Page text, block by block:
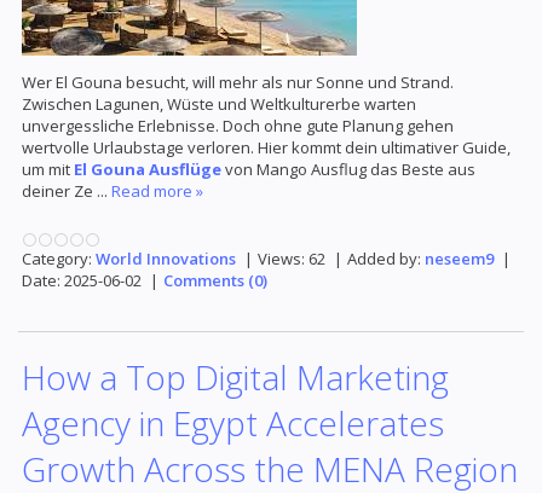
Wer El Gouna besucht, will mehr als nur Sonne und Strand.
Zwischen Lagunen, Wüste und Weltkulturerbe warten
unvergessliche Erlebnisse. Doch ohne gute Planung gehen
wertvolle Urlaubstage verloren. Hier kommt dein ultimativer Guide,
um mit El Gouna Ausflügevon Mango Ausflug das Beste aus
deiner Ze ... Read more »
Category: World Innovations | Views: 62 | Added by: neseem9 |
Date: 2025-06-02 | Comments (0)
How a Top Digital Marketing
Agency in Egypt Accelerates
Growth Across the MENA Region